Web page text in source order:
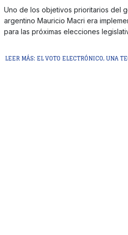
Uno de los objetivos prioritarios del
argentino Mauricio Macri era
para las próximas elecciones
LEER MÁS: EL VOTO ELECTRÓNICO, UNA